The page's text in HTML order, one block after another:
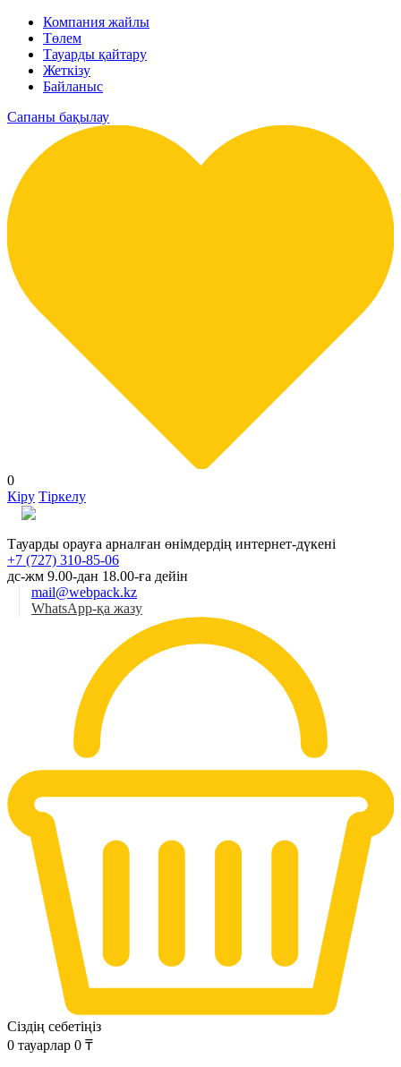
Компания жайлы
Төлем
Тауарды қайтару
Жеткізу
Байланыс
Сапаны бақылау
0
Кіру Тіркелу
Тауарды орауға арналған өнімдердің интернет-дүкені
+7 (727) 310-85-06
дс-жм 9.00-дан 18.00-ға дейін
mail@webpack.kz
WhatsApp-қа жазу
Сіздің себетіңіз
0 тауарлар 0 ₸